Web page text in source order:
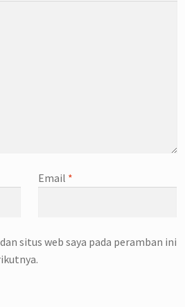
Email *
situs web saya pada peramban ini